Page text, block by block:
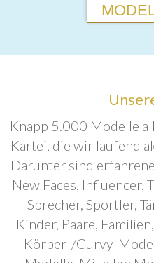
Knapp 5.000 Modelle
Kartei, die wir laufend
Darunter sind
New Faces, Influencer,
Sprecher, Sportler,
Kinder, Paare,
Körper-/Curvy-